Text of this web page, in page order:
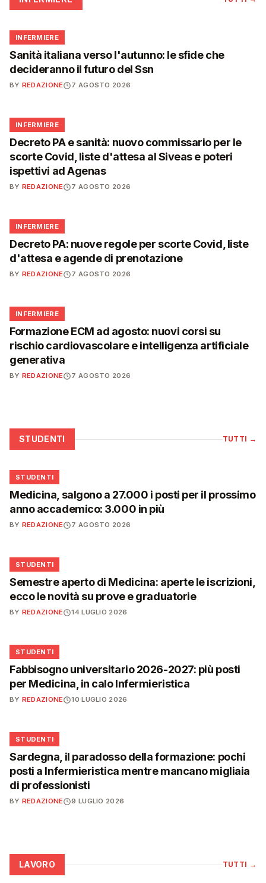
🩺
INFERMIERE
Sanità italiana verso l'autunno: le sfide che
decideranno il futuro del Ssn
BY REDAZIONE 7 AGOSTO 2026
🩺
INFERMIERE
Decreto PA e sanità: nuovo commissario per le
scorte Covid, liste d'attesa al Siveas e poteri
ispettivi ad Agenas
BY REDAZIONE 7 AGOSTO 2026
🩺
INFERMIERE
Decreto PA: nuove regole per scorte Covid, liste
d'attesa e agende di prenotazione
BY REDAZIONE 7 AGOSTO 2026
🩺
INFERMIERE
Formazione ECM ad agosto: nuovi corsi su
rischio cardiovascolare e intelligenza artificiale
generativa
BY REDAZIONE 7 AGOSTO 2026
STUDENTI TUTTI →
🎓
STUDENTI
Medicina, salgono a 27.000 i posti per il prossimo
anno accademico: 3.000 in più
BY REDAZIONE 7 AGOSTO 2026
🎓
STUDENTI
Semestre aperto di Medicina: aperte le iscrizioni,
ecco le novità su prove e graduatorie
BY REDAZIONE 14 LUGLIO 2026
🎓
STUDENTI
Fabbisogno universitario 2026-2027: più posti
per Medicina, in calo Infermieristica
BY REDAZIONE 10 LUGLIO 2026
🎓
STUDENTI
Sardegna, il paradosso della formazione: pochi
posti a Infermieristica mentre mancano migliaia
di professionisti
BY REDAZIONE 9 LUGLIO 2026
LAVORO TUTTI →